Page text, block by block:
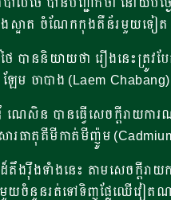
ាលថៃ​​​ បានបញ្ជាក់ថា នៅយប់ថ្
ងស្អាត ចំណែកកុងតឺន័រមួយទៀត
ៃ​ បាននិយាយថា រឿងនេះត្រូវ
ែម​ ចាបាង (Laem
ណេសិន​ បានធ្វើសេចក្តីរាយក
រធាតុ​គីមីកាត់មីញ៉ូម
តឹងរ៉ឹងទាំងនេះ តាមសេចក្តីរាយ
ស៊ីមួយចំនួនរត់ទៅទិញផ្លែឈើវៀត